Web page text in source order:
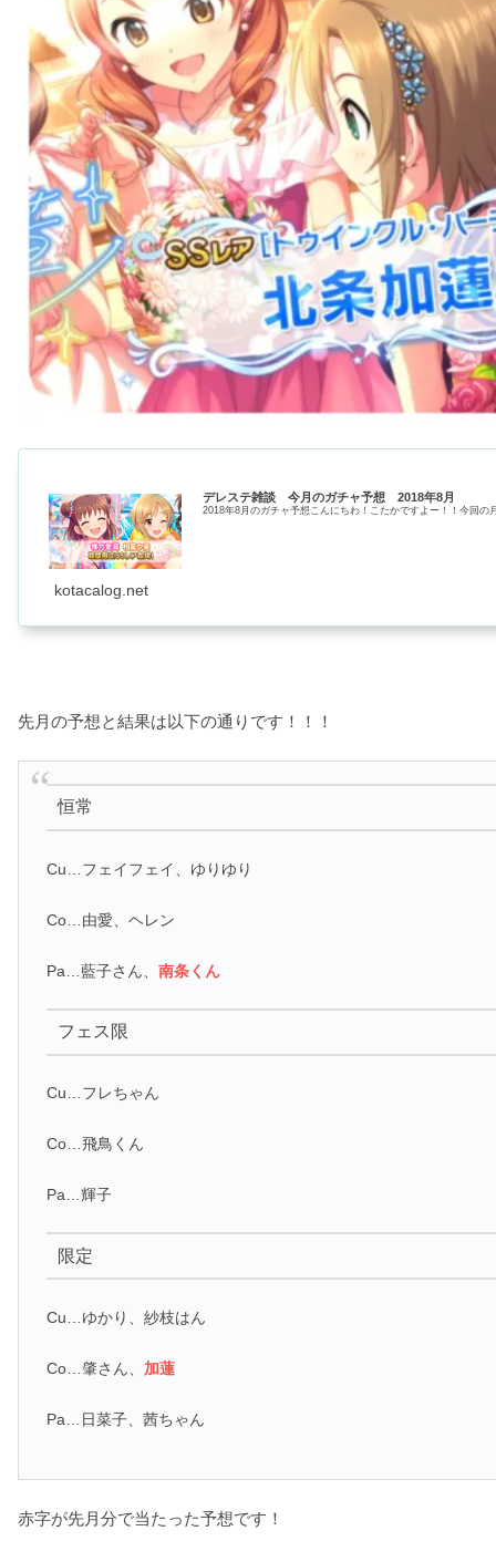
デレステ雑談 今月のガチャ予想 2018年8月
2018年8月のガチャ予想こんにちわ！こたかですよー！！今回
kotacalog.net
先月の予想と結果は以下の通りです！！！
恒常
Cu…フェイフェイ、ゆりゆり
Co…由愛、ヘレン
Pa…藍子さん、南条くん
フェス限
Cu…フレちゃん
Co…飛鳥くん
Pa…輝子
限定
Cu…ゆかり、紗枝はん
Co…肇さん、 加蓮
Pa…日菜子、茜ちゃん
赤字が先月分で当たった予想です！